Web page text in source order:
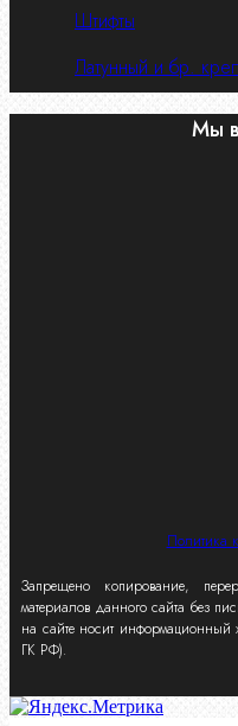
Штифты
Латунный и бр.
Мы
Политика
Запрещено копирование,
материалов данного сайта без
на сайте носит информационный
ГК РФ).